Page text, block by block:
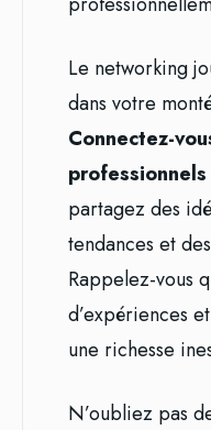
Le networking
dans votre
Connectez-
professionnels
partagez des
tendances et
Rappelez-vous
d’expériences
une richesse
N’oubliez pas